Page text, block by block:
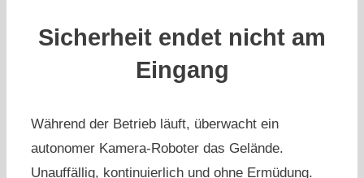
Sicherheit endet nicht am
Eingang
Während der Betrieb läuft, überwacht ein
autonomer Kamera-Roboter das Gelände.
Unauffällig, kontinuierlich und ohne Ermüdung.